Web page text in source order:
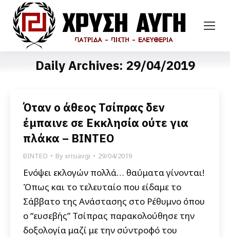
Daily Archives: 29/04/2019
Όταν ο άθεος Τσίπρας δεν
έμπαινε σε Eκκλησία ούτε για
πλάκα – ΒΙΝΤΕΟ
ΒΙΝΤΕΟ Byxrisiavgi 29/04/2019
Ενόψει εκλογών πολλά… θαύματα γίνονται!
Όπως και το τελευταίο που είδαμε το
Σάββατο της Ανάστασης στο Ρέθυμνο όπου
ο “ευσεβής” Τσίπρας παρακολούθησε την
δοξολογία μαζί με την σύντροφό του